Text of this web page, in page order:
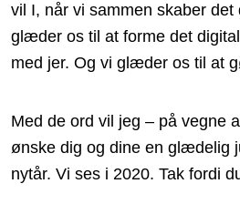
vil I, når vi sammen skaber det
glæder os til at forme det
med jer. Og vi glæder os til at
Med de ord vil jeg – på vegne
ønske dig og dine en glædelig
nytår. Vi ses i 2020. Tak fordi